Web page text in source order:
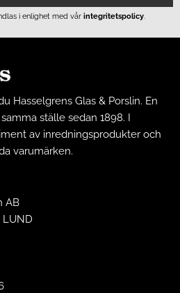
i enlighet med vår integritetspolicy
Hasselgrens Glas & Porslin. En
ställe sedan 1898. I
av inredningsprodukter och
varumärken.
AB
LUND